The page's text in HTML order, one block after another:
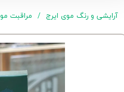
خروج از حساب کاربری
آرایشی و رنگ موی ایرج مراقبت مو